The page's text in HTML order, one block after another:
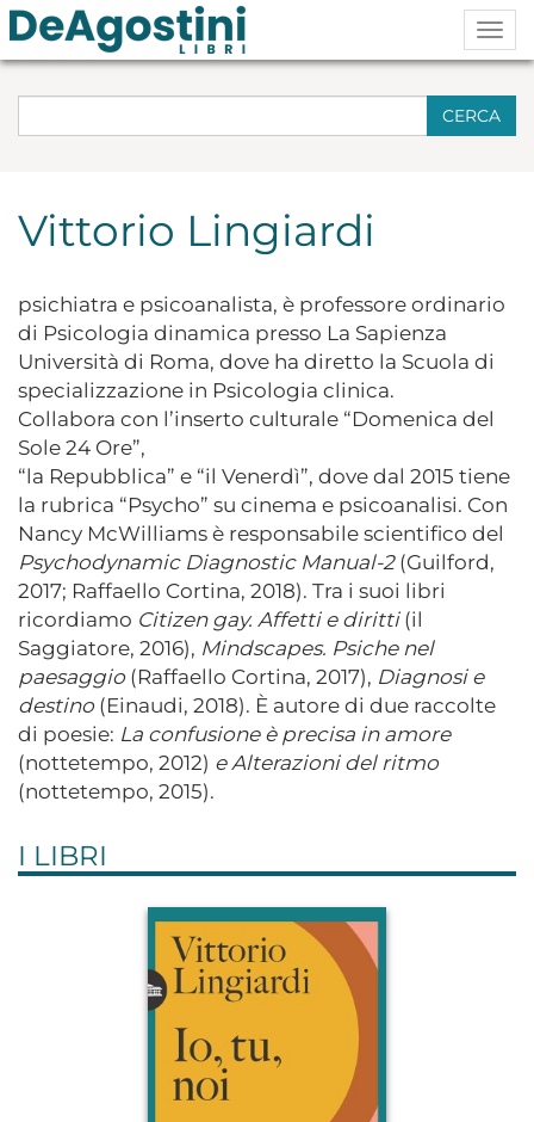
CERCA
Vittorio Lingiardi
psichiatra e psicoanalista, è professore ordinario
di Psicologia dinamica presso La Sapienza
Università di Roma, dove ha diretto la Scuola di
specializzazione in Psicologia clinica.
Collabora con l’inserto culturale “Domenica del
Sole 24 Ore”,
“la Repubblica” e “il Venerdì”, dove dal 2015 tiene
la rubrica “Psycho” su cinema e psicoanalisi. Con
Nancy McWilliams è responsabile scientifico del
Psychodynamic Diagnostic Manual-2(Guilford,
2017; Raffaello Cortina, 2018). Tra i suoi libri
ricordiamo Citizen gay. Affetti e diritti(il
Saggiatore, 2016), Mindscapes. Psiche nel
paesaggio(Raffaello Cortina, 2017), Diagnosi e
destino(Einaudi, 2018). È autore di due raccolte
di poesie: La confusione è precisa in amore
(nottetempo, 2012) e Alterazioni del ritmo
(nottetempo, 2015).
I LIBRI